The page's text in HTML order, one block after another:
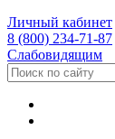
Личный кабинет
8 (800) 234-71-87
Слабовидящим